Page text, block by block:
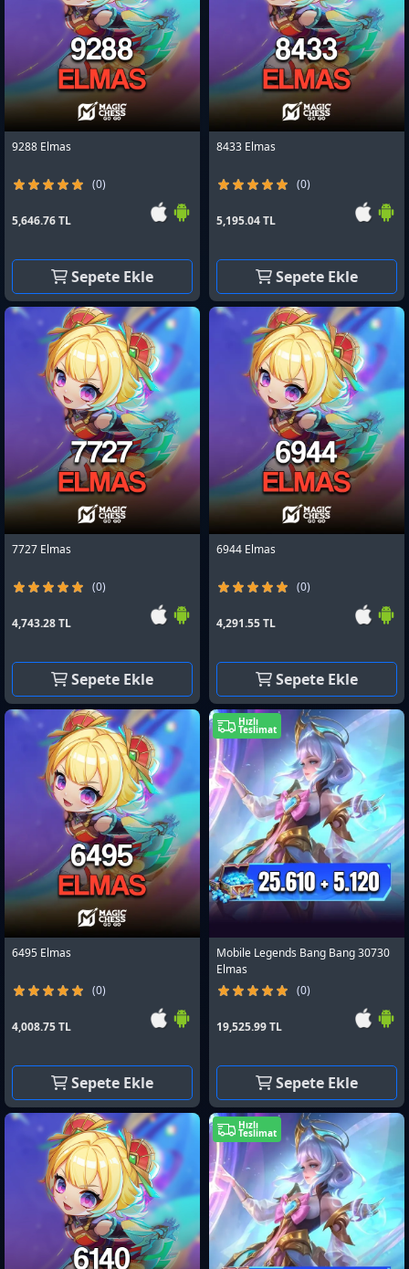
9288 Elmas
(0)
5,646.76 TL
Sepete Ekle
8433 Elmas
(0)
5,195.04 TL
Sepete Ekle
7727 Elmas
(0)
4,743.28 TL
Sepete Ekle
6944 Elmas
(0)
4,291.55 TL
Sepete Ekle
6495 Elmas
(0)
4,008.75 TL
Sepete Ekle
Hızlı
Teslimat
Mobile Legends Bang Bang 30730
Elmas
(0)
19,525.99 TL
Sepete Ekle
Hızlı
Teslimat